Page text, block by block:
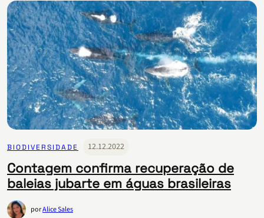
BIODIVERSIDADE 12.12.2022
Contagem confirma recuperação de
baleias jubarte em águas brasileiras
porAlice Sales